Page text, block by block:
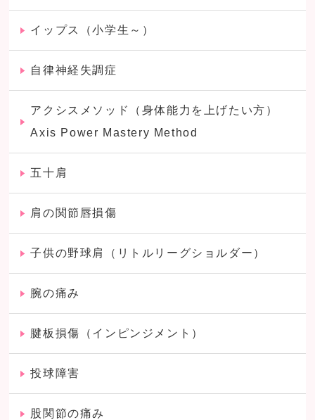
イップス（小学生～）
自律神経失調症
アクシスメソッド（身体能力を上げたい方）
Axis Power Mastery Method
五十肩
肩の関節唇損傷
子供の野球肩（リトルリーグショルダー）
腕の痛み
腱板損傷（インピンジメント）
投球障害
股関節の痛み